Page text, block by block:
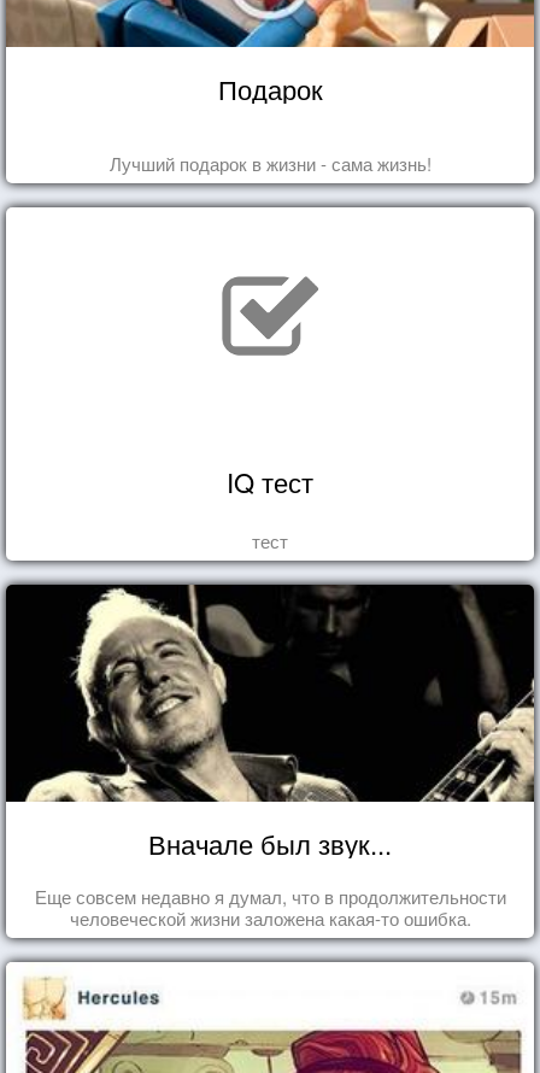
Подарок
Лучший подарок в жизни - сама жизнь!
IQ тест
тест
Вначале был звук...
Еще совсем недавно я думал, что в продолжительности
человеческой жизни заложена какая-то ошибка.